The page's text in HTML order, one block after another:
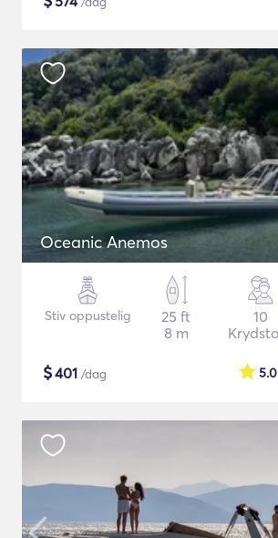
Oceanic Anemos
Stiv oppustelig
25 ft
8 m
10
$401 /dag 5.0